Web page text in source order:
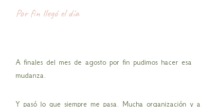
Por fin llegó el día
A finales del mes de agosto por fin pudimos hacer esa
mudanza.
Y pasó lo que siempre me pasa. Mucha organización y a